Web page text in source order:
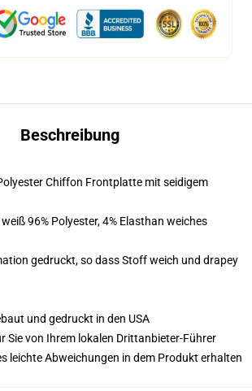
Beschreibung
Chiffon Frontplatte mit seidigem
96% Polyester, 4% Elasthan weiches
gedruckt, so dass Stoff weich und drapey
und gedruckt in den USA
Sie von Ihrem lokalen Drittanbieter-Führer
leichte Abweichungen in dem Produkt erhalten